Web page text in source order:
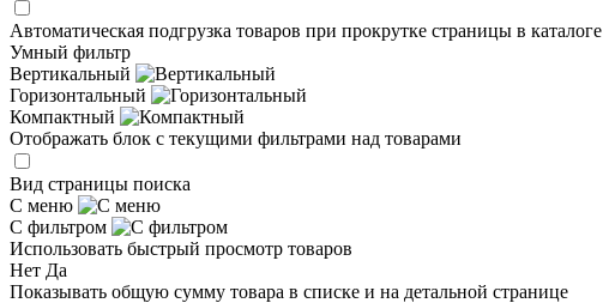
Автоматическая подгрузка товаров при прокрутке страницы в каталоге
Умный фильтр
Вертикальный
Горизонтальный
Компактный
Отображать блок с текущими фильтрами над товарами
Вид страницы поиска
С меню
С фильтром
Использовать быстрый просмотр товаров
Нет Да
Показывать общую сумму товара в списке и на детальной странице